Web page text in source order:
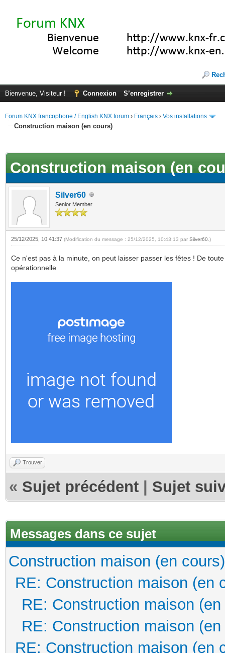
Bienvenue, Visiteur ! Connexion S’enregistrer
Forum KNX francophone / English KNX forum › Français › Vos installations
Construction maison (en cours)
Construction maison (en
Silver60
Senior Member
25/12/2025, 10:41:37 (Modification du message : 25/12/2025, 10:43:13 par Silver60 .)
Ce n'est pas à la minute, on peut laisser passer les fêtes ! De
opérationnelle
Trouver
« Sujet précédent Sujet
Messages dans ce sujet
Construction maison (en cours)
RE: Construction maison (en
RE: Construction maison
RE: Construction maison
RE: Construction maison (en